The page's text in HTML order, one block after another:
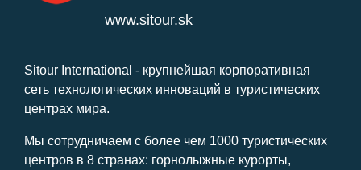
www.sitour.sk
Sitour International - крупнейшая корпоративная
сеть технологических инноваций в туристических
центрах мира.
Мы сотрудничаем с более чем 1000 туристических
центров в 8 странах: горнолыжные курорты,